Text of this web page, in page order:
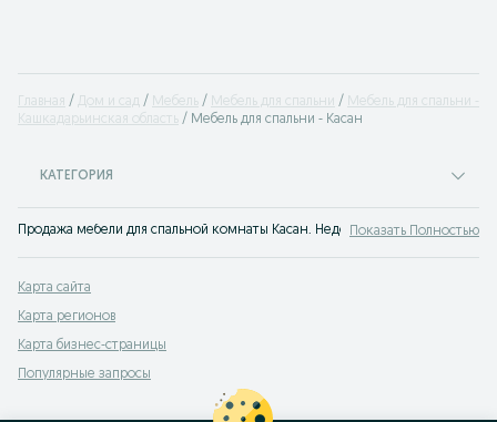
Главная Дом и сад Мебель Мебель для спальни
Мебель для спальни -
Кашкадарьинская область
Мебель для спальни - Касан
КАТЕГОРИЯ
Продажа мебели для спальной комнаты Касан. Недорогие иПоказать Полностью
Карта сайта
Карта регионов
Карта бизнес-страницы
Популярные запросы